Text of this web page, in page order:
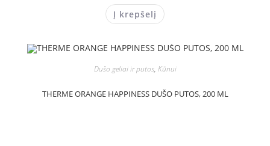
Į krepšelį
Dušo geliai ir putos, Kūnui
THERME ORANGE HAPPINESS DUŠO PUTOS, 200 ML